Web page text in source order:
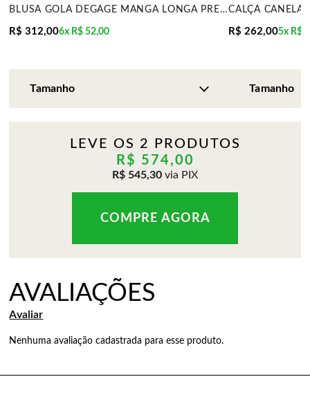
BLUSA GOLA DEGAGÊ MANGA LONGA PRETO MIRA VEST
R$ 312,006x R$ 52,00 R$ 262,005x R$
LEVE OS 2 PRODUTOS
R$ 574,00
R$ 545,30 via PIX
Nenhuma avaliação cadastrada para esse produto.